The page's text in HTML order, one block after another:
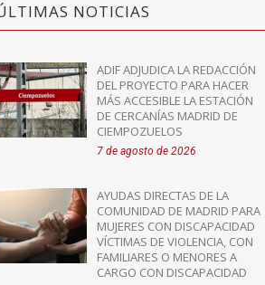
NOTICIAS
ADIF ADJUDICA LA REDACCIÓN
DEL PROYECTO PARA HACER
MÁS ACCESIBLE LA ESTACIÓN
DE CERCANÍAS MADRID DE
CIEMPOZUELOS
7 de agosto de 2026
AYUDAS DIRECTAS DE LA
COMUNIDAD DE MADRID PARA
MUJERES CON DISCAPACIDAD
VÍCTIMAS DE VIOLENCIA, CON
FAMILIARES O MENORES A
CARGO CON DISCAPACIDAD